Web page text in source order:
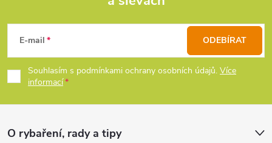
c
í
p
r
v
p
a
E-mail
Souhlasím s podmínkami ochrany osobních údajů. Více
informací
ODEBÍRAT
O rybaření, rady a tipy